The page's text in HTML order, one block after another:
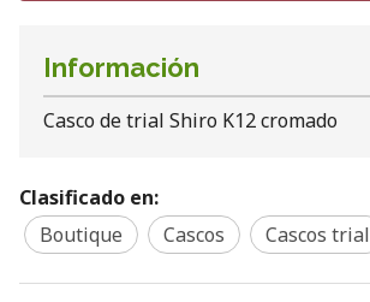
Información
Casco de trial Shiro K12 cromado
Clasificado en:
Boutique
Cascos Cascos trial